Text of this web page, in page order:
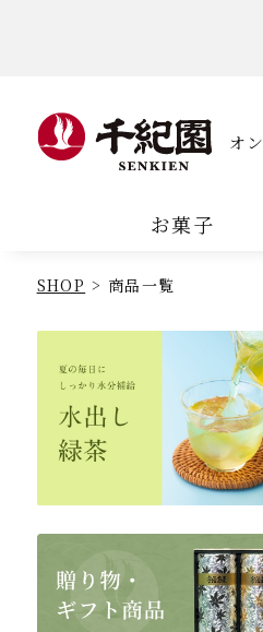
オ
お菓子
SHOP 商品一覧